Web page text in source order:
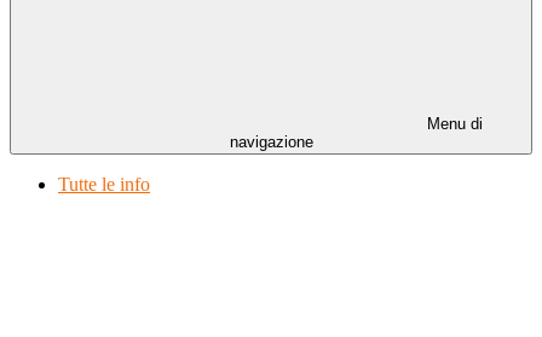
Menu di
navigazione
Tutte le info